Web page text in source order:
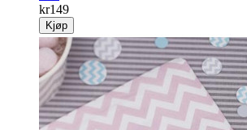
kr149
Kjøp